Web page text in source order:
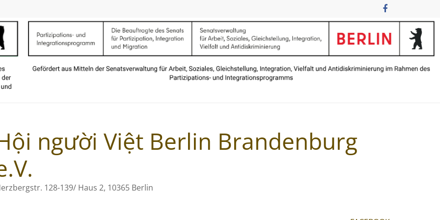
người Việt Berlin Brandenburg
128-139/ Haus 2, 10365 Berlin